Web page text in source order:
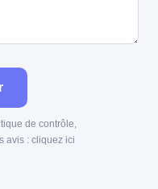
de contrôle,
avis : cliquez ici